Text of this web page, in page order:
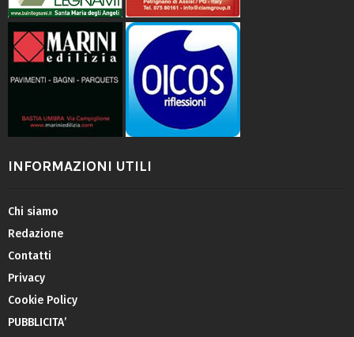
INFORMAZIONI UTILI
Chi siamo
Redazione
Contatti
Privacy
Cookie Policy
PUBBLICITA’